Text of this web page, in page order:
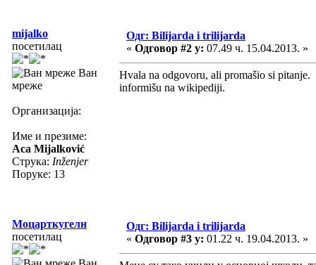
mijalko
посетилац
Ван
мреже
Организација:
Име и презиме:
Aca Mijalković
Струка: Inženjer
Поруке: 13
Одг: Bilijarda i trilijarda
« Одговор #2 у: 07.49 ч. 15.04.2013. »
Hvala na odgovoru, ali promašio si
informišu na wikipediji.
Моцарткугелн
посетилац
Одг: Bilijarda i trilijarda
« Одговор #3 у: 01.22 ч. 19.04.2013. »